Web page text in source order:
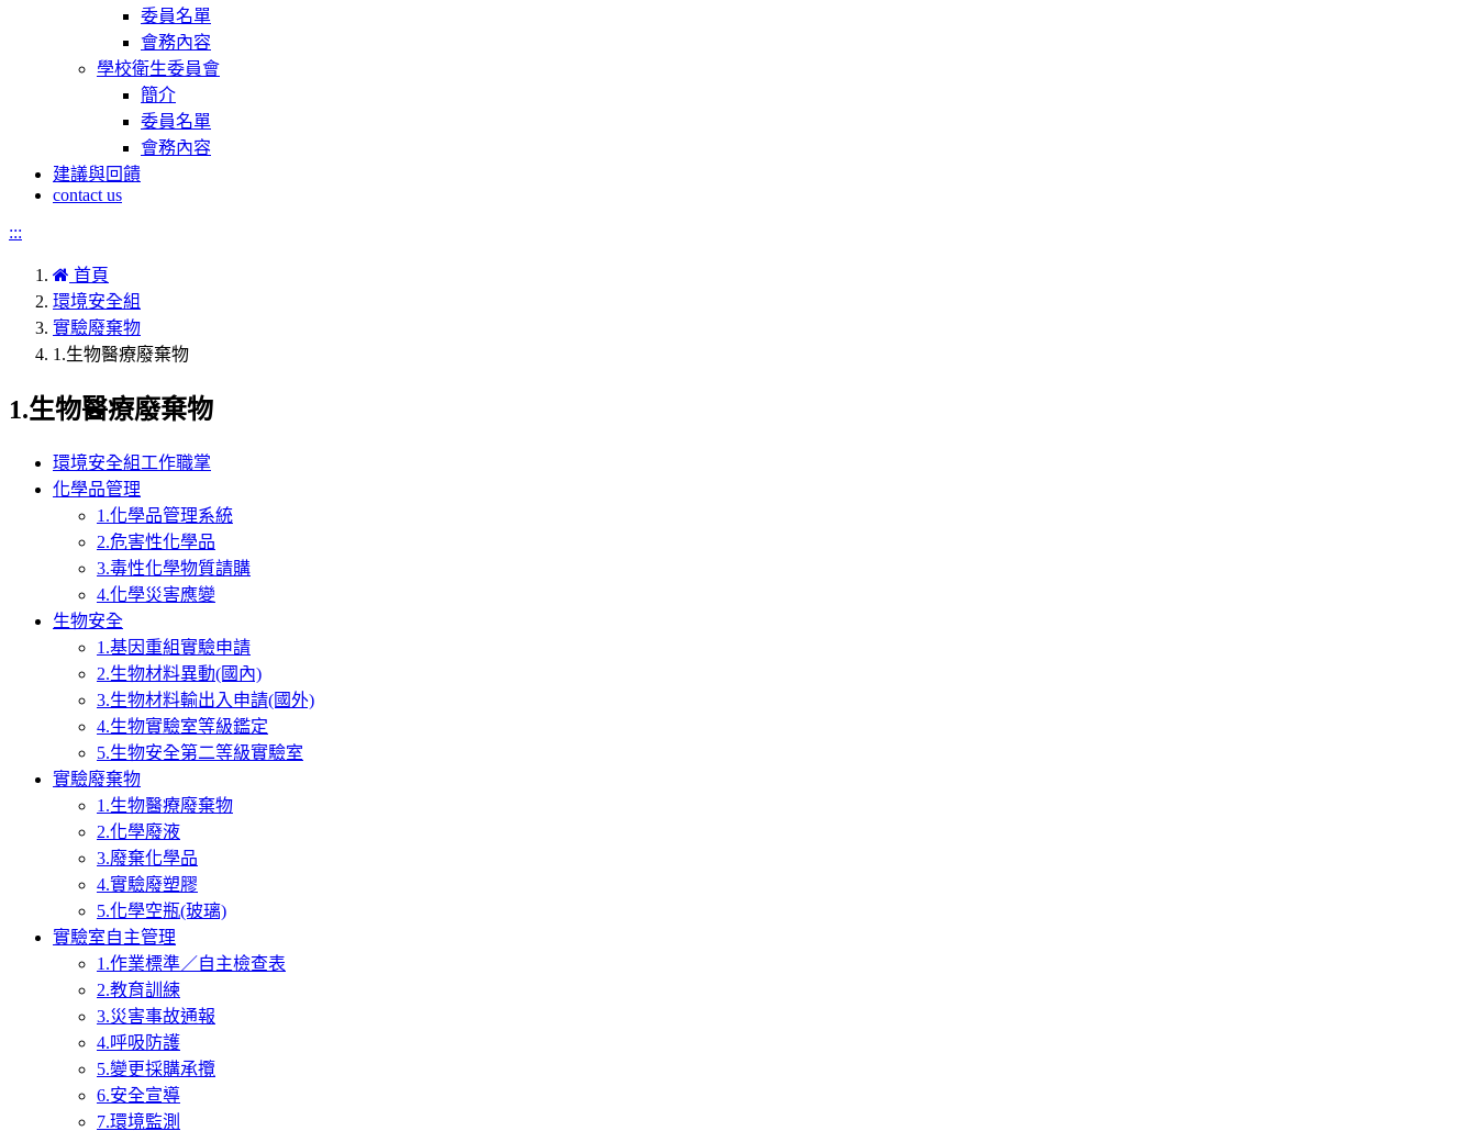
委員名單
會務內容
學校衛生委員會
簡介
委員名單
會務內容
建議與回饋
contact us
:::
首頁
環境安全組
實驗廢棄物
1.生物醫療廢棄物
1.生物醫療廢棄物
環境安全組工作職掌
化學品管理
1.化學品管理系統
2.危害性化學品
3.毒性化學物質請購
4.化學災害應變
生物安全
1.基因重組實驗申請
2.生物材料異動(國內)
3.生物材料輸出入申請(國外)
4.生物實驗室等級鑑定
5.生物安全第二等級實驗室
實驗廢棄物
1.生物醫療廢棄物
2.化學廢液
3.廢棄化學品
4.實驗廢塑膠
5.化學空瓶(玻璃)
實驗室自主管理
1.作業標準／自主檢查表
2.教育訓練
3.災害事故通報
4.呼吸防護
5.變更採購承攬
6.安全宣導
7.環境監測